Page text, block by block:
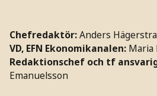
Chefredaktör:Anders
VD, EFN Ekonomikanalen: Maria
Redaktionschef och tf
Emanuelsson